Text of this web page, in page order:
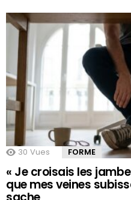
30 Vues FORME
« Je croisais les
que mes veines